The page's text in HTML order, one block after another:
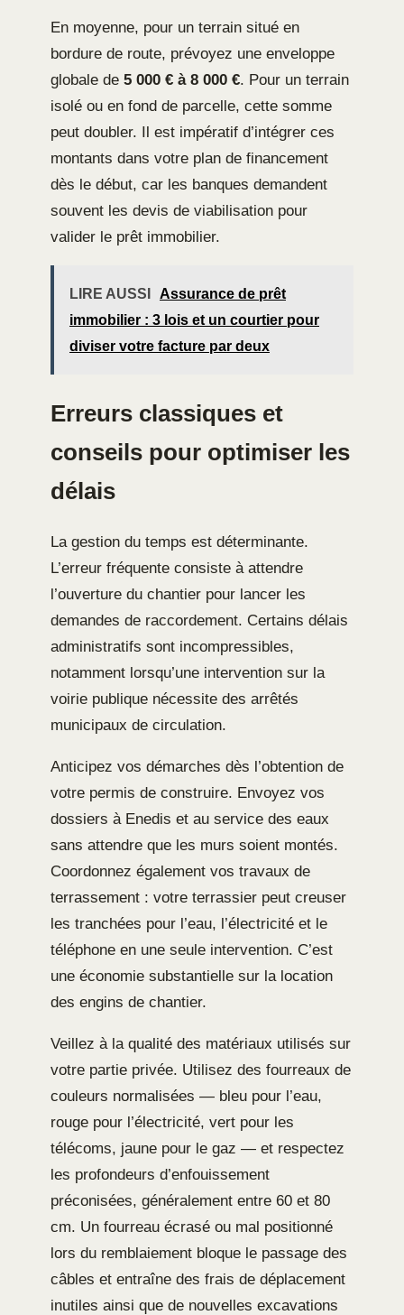
En moyenne, pour un terrain situé en
bordure de route, prévoyez une enveloppe
globale de 5 000 € à 8 000 €. Pour un terrain
isolé ou en fond de parcelle, cette somme
peut doubler. Il est impératif d’intégrer ces
montants dans votre plan de financement
dès le début, car les banques demandent
souvent les devis de viabilisation pour
valider le prêt immobilier.
LIRE AUSSI
Assurance de prêt
immobilier : 3 lois et un courtier pour
diviser votre facture par deux
Erreurs classiques et
conseils pour optimiser les
délais
La gestion du temps est déterminante.
L’erreur fréquente consiste à attendre
l’ouverture du chantier pour lancer les
demandes de raccordement. Certains délais
administratifs sont incompressibles,
notamment lorsqu’une intervention sur la
voirie publique nécessite des arrêtés
municipaux de circulation.
Anticipez vos démarches dès l’obtention de
votre permis de construire. Envoyez vos
dossiers à Enedis et au service des eaux
sans attendre que les murs soient montés.
Coordonnez également vos travaux de
terrassement : votre terrassier peut creuser
les tranchées pour l’eau, l’électricité et le
téléphone en une seule intervention. C’est
une économie substantielle sur la location
des engins de chantier.
Veillez à la qualité des matériaux utilisés sur
votre partie privée. Utilisez des fourreaux de
couleurs normalisées — bleu pour l’eau,
rouge pour l’électricité, vert pour les
télécoms, jaune pour le gaz — et respectez
les profondeurs d’enfouissement
préconisées, généralement entre 60 et 80
cm. Un fourreau écrasé ou mal positionné
lors du remblaiement bloque le passage des
câbles et entraîne des frais de déplacement
inutiles ainsi que de nouvelles excavations